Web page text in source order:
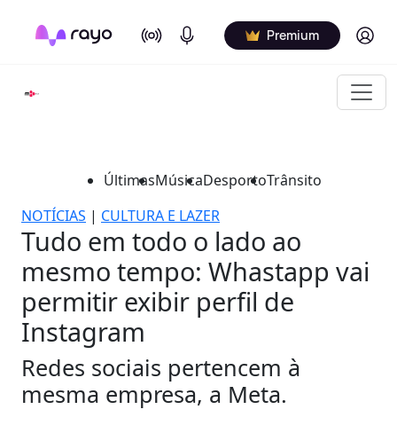
On Air Podcasts Premium Log in
ÚltimasMúsicaDesportoTrânsito
NOTÍCIAS | CULTURA E LAZER
Tudo em todo o lado ao
mesmo tempo: Whastapp vai
permitir exibir perfil de
Instagram
Redes sociais pertencem à
mesma empresa, a Meta.